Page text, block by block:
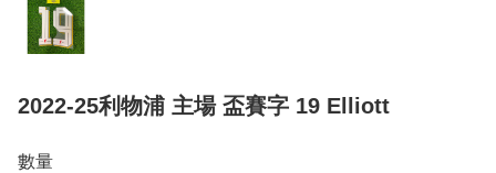
2022-25利物浦 主場 盃賽字 19 Elliott
數量